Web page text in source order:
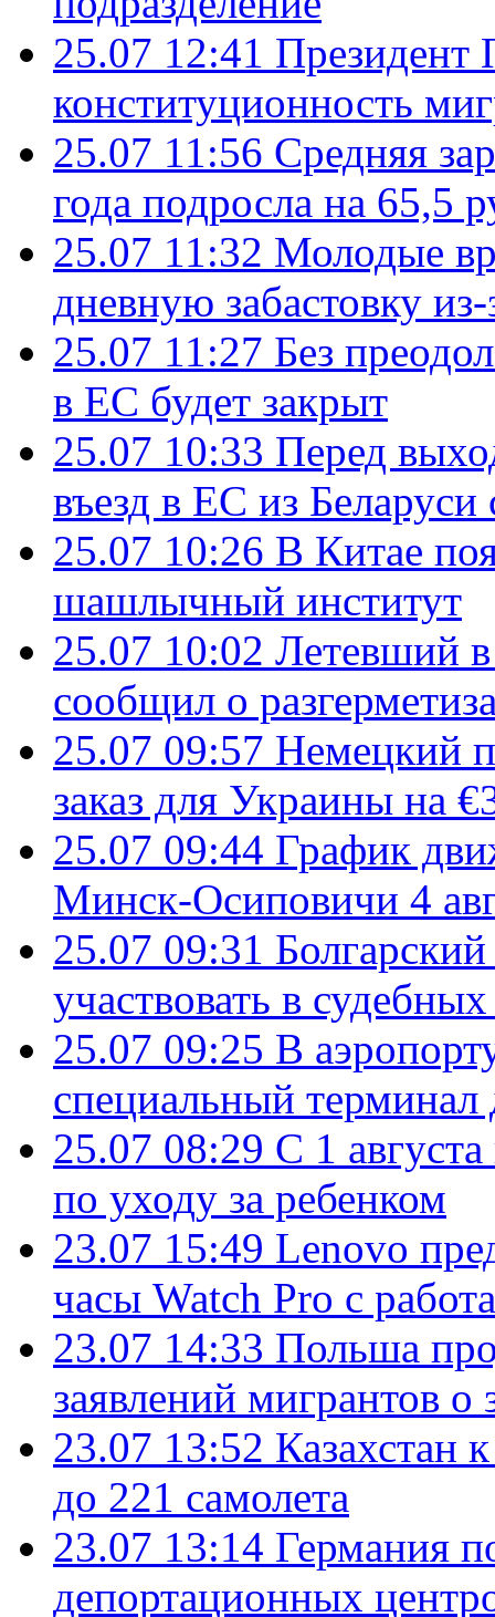
25.07 12:41 Президент
конституционность
25.07 11:56 Средняя
года подросла на 65,5
25.07 11:32 Молодые
дневную забастовку
25.07 11:27 Без
в ЕС будет закрыт
25.07 10:33 Перед
въезд в ЕС из Беларуси
25.07 10:26 В Китае
шашлычный институт
25.07 10:02 Летевший
сообщил о
25.07 09:57 Немецкий
заказ для Украины на
25.07 09:44 График
Минск-Осиповичи 4
25.07 09:31
участвовать в
25.07 09:25 В
специальный терминал
25.07 08:29 С 1
по уходу за ребенком
23.07 15:49 Lenovo
часы Watch Pro с
23.07 14:33 Польша
заявлений мигрантов
23.07 13:52 Казахстан
до 221 самолета
23.07 13:14 Германия
депортационных